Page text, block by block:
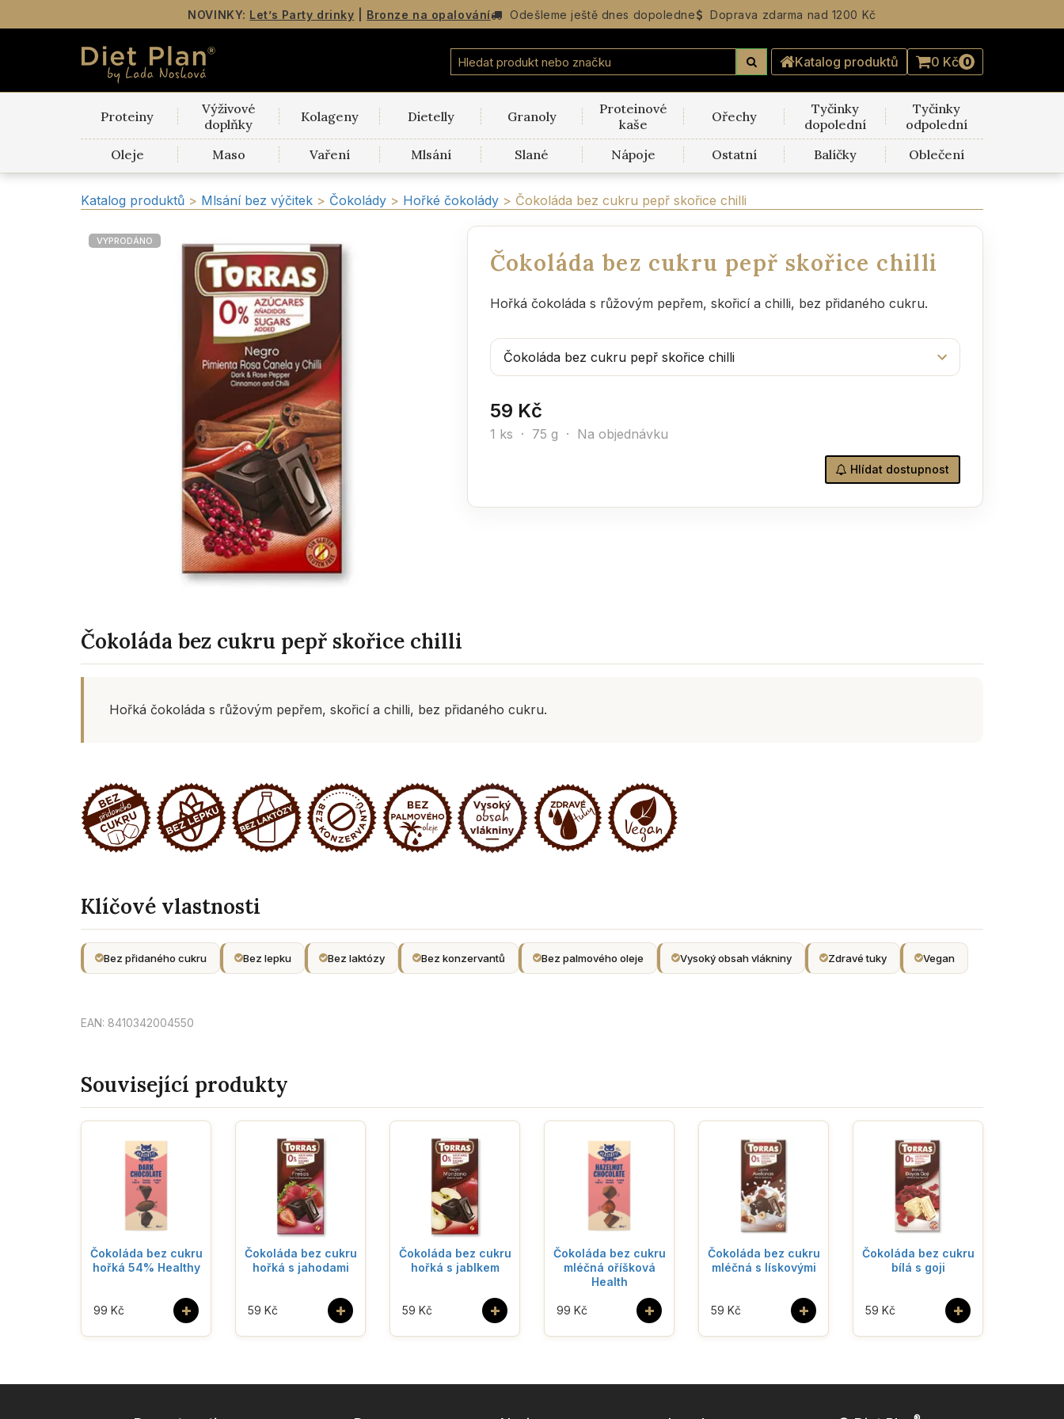
NOVINKY: Let’s Party drinky Bronze na opalování Odešlemeještě dnes dopoledne Doprava zdarma nad 1200 Kč
Katalog produktů 0 Kč 0
Proteiny
Výživové
doplňky
Kolageny Dietelly Granoly
Proteinové
kaše
Ořechy
Tyčinky
dopolední
Tyčinky
odpolední
Oleje
Maso Vaření Mlsání Slané Nápoje Ostatní Balíčky Oblečení
Katalog produktů > Mlsání bez výčitek > Čokolády > Hořké čokolády > Čokoláda bez cukru pepř skořice chilli
VYPRODÁNO
Čokoláda bez cukru pepř skořice chilli
Hořká čokoláda s růžovým pepřem, skořicí a chilli, bez přidaného cukru.
59 Kč
1 ks · 75 g · Na objednávku
Hlídat dostupnost
Čokoláda bez cukru pepř skořice chilli
Hořká čokoláda s růžovým pepřem, skořicí a chilli, bez přidaného cukru.
Klíčové vlastnosti
Bez přidaného cukru Bez lepku Bez laktózy Bez konzervantů Bez palmového oleje Vysoký obsah vlákniny Zdravé tuky Vegan
EAN: 8410342004550
Související produkty
Čokoláda bez cukru
hořká 54% Healthy
+
99 Kč
Čokoláda bez cukru
hořká s jahodami
+
59 Kč
Čokoláda bez cukru
hořká s jablkem
+
59 Kč
Čokoláda bez cukru
mléčná oříšková
Health
+
99 Kč
Čokoláda bez cukru
mléčná s lískovými
+
59 Kč
Čokoláda bez cukru
bílá s goji
+
59 Kč